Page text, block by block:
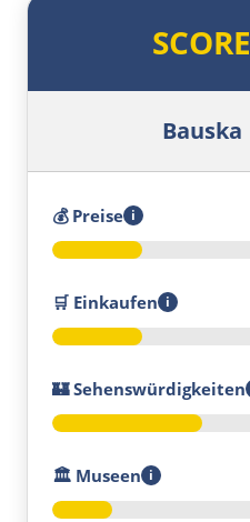
Suwałki
Ełk
Wyszków
Żyrardów
SCORE
Bauska
💰Preise i
🛒 Einkaufen i
🏰Sehenswürdigkeiten
🏛️ Museen i